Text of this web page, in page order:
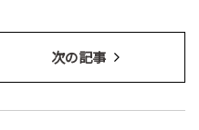
次の記事